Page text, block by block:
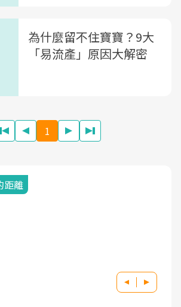
為什麼留不住寶寶？9大
「易流產」原因大解密
1
距離